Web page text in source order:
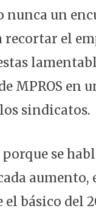
nunca un
recortar el
MPROS en
sindicatos.
se
aumento,
básico del